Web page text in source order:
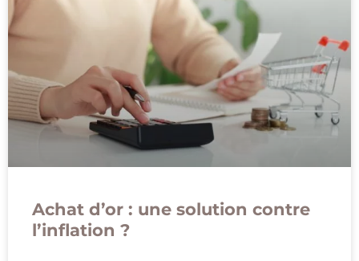
Achat d’or : une solution contre
l’inflation ?